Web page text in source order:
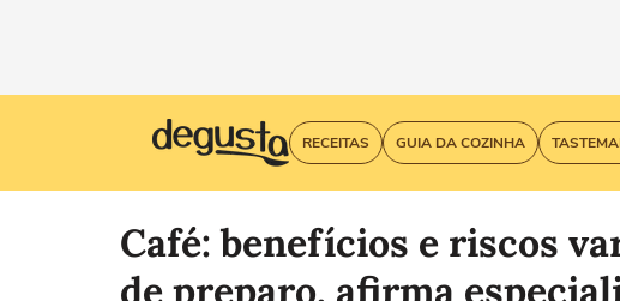
RECEITAS GUIA DA COZINHA
Café: benefícios e riscos
de preparo, afirma